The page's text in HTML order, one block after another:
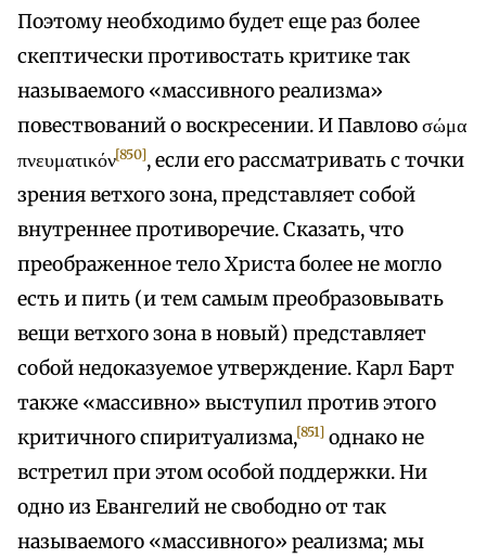
Поэтому необходимо будет еще раз более
скептически противостать критике так
называемого «массивного реализма»
повествований о воскресении. И Павлово σώμα
πνευματικόν[850], если его рассматривать с точки
зрения ветхого зона, представляет собой
внутреннее противоречие. Сказать, что
преображенное тело Христа более не могло
есть и пить (и тем самым преобразовывать
вещи ветхого зона в новый) представляет
собой недоказуемое утверждение. Карл Барт
также «массивно» выступил против этого
критичного спиритуализма,[851] однако не
встретил при этом особой поддержки. Ни
одно из Евангелий не свободно от так
называемого «массивного» реализма; мы